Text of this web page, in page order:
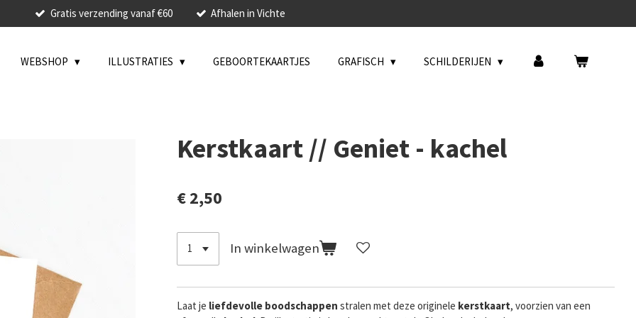
Gratis verzending vanaf €60 Afhalen in Vichte
WEBSHOP ILLUSTRATIES GEBOORTEKAARTJES GRAFISCH SCHILDERIJEN
Kerstkaart // Geniet - kachel
€ 2,50
In winkelwagen
Laat je liefdevolle boodschappen stralen met deze originele kerstkaart, voorzien van een